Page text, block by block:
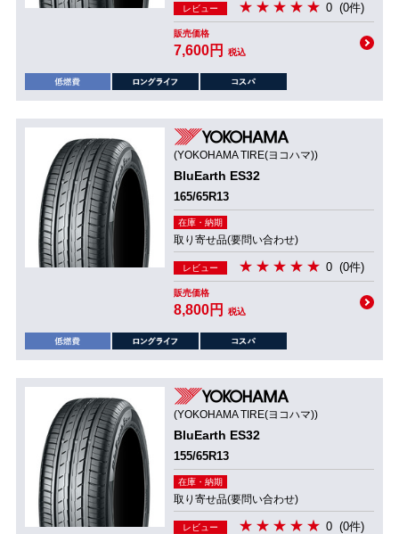
レビュー 0 (0件)
販売価格
7,600円 税込
(YOKOHAMA TIRE(ヨコハマ))
BluEarth ES32
165/65R13
在庫・納期
取り寄せ品(要問い合わせ)
レビュー 0 (0件)
販売価格
8,800円 税込
(YOKOHAMA TIRE(ヨコハマ))
BluEarth ES32
155/65R13
在庫・納期
取り寄せ品(要問い合わせ)
レビュー 0 (0件)